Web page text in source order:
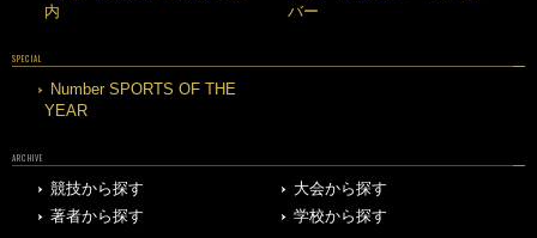
内
バー
SPECIAL
Number SPORTS OF THE
YEAR
ARCHIVE
競技から探す
大会から探す
著者から探す
学校から探す